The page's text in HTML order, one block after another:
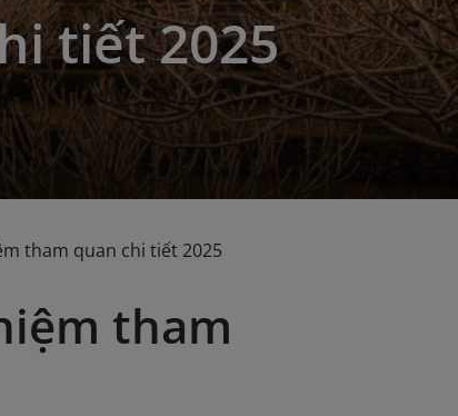
tiết 2025
tham quan chi tiết 2025
tham